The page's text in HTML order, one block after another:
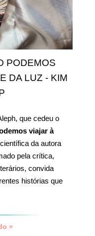
PODEMOS
DA LUZ - KIM
que cedeu o
viajar à
da autora
pela crítica,
convida
histórias que
»